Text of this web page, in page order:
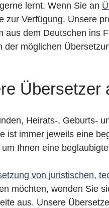
lernt. Wenn Sie an
zur Verfügung. Unsere
aus dem Deutschen ins
der möglichen
Übersetzer
Heirats-, Geburts-
ist immer jeweils eine
Ihnen eine
von juristischen,
möchten, wenden Sie
aus. Unsere